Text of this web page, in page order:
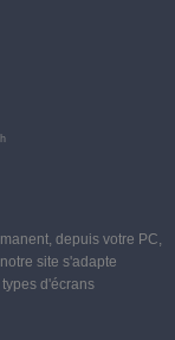
depuis votre PC,
site s'adapte
d'écrans